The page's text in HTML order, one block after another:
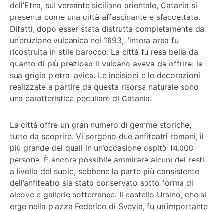
dell’Etna, sul versante siciliano orientale, Catania si
presenta come una città affascinante e sfaccettata.
Difatti, dopo esser stata distrutta completamente da
un’eruzione vulcanica nel 1693, l’intera area fu
ricostruita in stile barocco. La città fu resa bella da
quanto di più prezioso il vulcano aveva da offrire: la
sua grigia pietra lavica. Le incisioni e le decorazioni
realizzate a partire da questa risorsa naturale sono
una caratteristica peculiare di Catania.
La città offre un gran numero di gemme storiche,
tutte da scoprire. Vi sorgono due anfiteatri romani, il
più grande dei quali in un’occasione ospitò 14.000
persone. È ancora possibile ammirare alcuni dei resti
a livello del suolo, sebbene la parte più consistente
dell’anfiteatro sia stato conservato sotto forma di
alcove e gallerie sotterranee. Il castello Ursino, che si
erge nella piazza Federico di Svevia, fu un’importante